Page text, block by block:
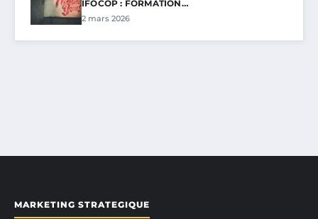
IFOCOP : FORMATION…
2 mars 2026
MARKETING STRATEGIQUE